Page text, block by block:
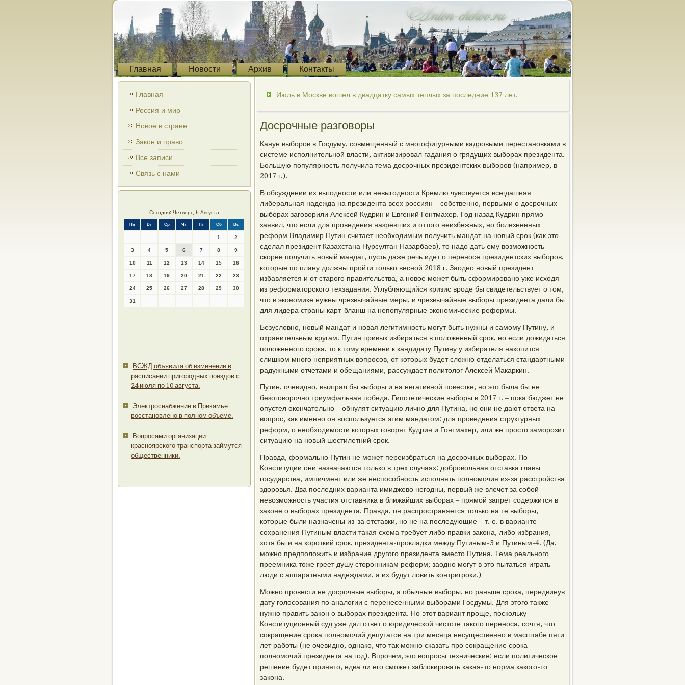
Главная Новости Архив Контакты
Главная
Россия и мир
Новое в стране
Закон и право
Все записи
Связь с нами
Сегодня: Четверг, 6 Августа
Пн Вт Ср Чт Пт Сб Вс
1 2
3 4 5 6 7 8 9
10 11 12 13 14 15 16
17 18 19 20 21 22 23
24 25 26 27 28 29 30
31
ВСЖД объявила об изменении в
расписании пригородных поездов с
24 июля по 10 августа.
Электроснабжение в Прикамье
восстановлено в полном объеме.
Вопросами организации
красноярского транспорта займутся
общественники.
Июль в Москве вошел в двадцатку самых теплых за последние 137 лет.
Досрочные разговоры
Канун выборов в Госдуму, совмещенный с многофигурными кадровыми перестановками в
системе исполнительной власти, активизировал гадания о грядущих выборах президента.
Большую популярность получила тема досрочных президентских выборов (например, в
2017 г.).
В обсуждении их выгодности или невыгодности Кремлю чувствуется всегдашняя
либеральная надежда на президента всех россиян – собственно, первыми о досрочных
выборах заговорили Алексей Кудрин и Евгений Гонтмахер. Год назад Кудрин прямо
заявил, что если для проведения назревших и оттого неизбежных, но болезненных
реформ Владимир Путин считает необходимым получить мандат на новый срок (как это
сделал президент Казахстана Нурсултан Назарбаев), то надо дать ему возможность
скорее получить новый мандат, пусть даже речь идет о переносе президентских выборов,
которые по плану должны пройти только весной 2018 г. Заодно новый президент
избавляется и от старого правительства, а новое может быть сформировано уже исходя
из реформаторского техзадания. Углубляющийся кризис вроде бы свидетельствует о том,
что в экономике нужны чрезвычайные меры, и чрезвычайные выборы президента дали бы
для лидера страны карт-бланш на непопулярные экономические реформы.
Безусловно, новый мандат и новая легитимность могут быть нужны и самому Путину, и
охранительным кругам. Путин привык избираться в положенный срок, но если дожидаться
положенного срока, то к тому времени к кандидату Путину у избирателя накопится
слишком много неприятных вопросов, от которых будет сложно отделаться стандартными
радужными отчетами и обещаниями, рассуждает политолог Алексей Макаркин.
Путин, очевидно, выиграл бы выборы и на негативной повестке, но это была бы не
безоговорочно триумфальная победа. Гипотетические выборы в 2017 г. – пока бюджет не
опустел окончательно – обнулят ситуацию лично для Путина, но они не дают ответа на
вопрос, как именно он воспользуется этим мандатом: для проведения структурных
реформ, о необходимости которых говорят Кудрин и Гонтмахер, или же просто заморозит
ситуацию на новый шестилетний срок.
Правда, формально Путин не может переизбраться на досрочных выборах. По
Конституции они назначаются только в трех случаях: добровольная отставка главы
государства, импичмент или же неспособность исполнять полномочия из-за расстройства
здоровья. Два последних варианта имиджево негодны, первый же влечет за собой
невозможность участия отставника в ближайших выборах – прямой запрет содержится в
законе о выборах президента. Правда, он распространяется только на те выборы,
которые были назначены из-за отставки, но не на последующие – т. е. в варианте
сохранения Путиным власти такая схема требует либо правки закона, либо избрания,
хотя бы и на короткий срок, президента-прокладки между Путиным-3 и Путиным-4. (Да,
можно предположить и избрание другого президента вместо Путина. Тема реального
преемника тоже греет душу сторонникам реформ; заодно могут в это пытаться играть
люди с аппаратными надеждами, а их будут ловить контригроки.)
Можно провести не досрочные выборы, а обычные выборы, но раньше срока, передвинув
дату голосования по аналогии с перенесенными выборами Госдумы. Для этого также
нужно править закон о выборах президента. Но этот вариант проще, поскольку
Конституционный суд уже дал ответ о юридической чистоте такого переноса, сочтя, что
сокращение срока полномочий депутатов на три месяца несущественно в масштабе пяти
лет работы (не очевидно, однако, что так можно сказать про сокращение срока
полномочий президента на год). Впрочем, это вопросы технические: если политическое
решение будет принято, едва ли его сможет заблокировать какая-то норма какого-то
закона.